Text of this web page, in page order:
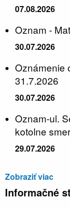
07.08.2026
Oznam -
30.07.2026
Oznámenie
31.7.2026
30.07.2026
Oznam-ul.
kotolne
29.07.2026
Zobraziť viac
Informačné